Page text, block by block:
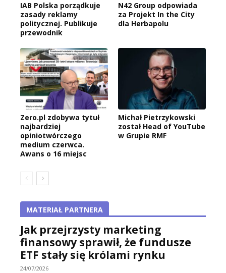
IAB Polska porządkuje
zasady reklamy
politycznej. Publikuje
przewodnik
N42 Group odpowiada
za Projekt In the City
dla Herbapolu
Zero.pl zdobywa tytuł
najbardziej
opiniotwórczego
medium czerwca.
Awans o 16 miejsc
Michał Pietrzykowski
został Head of YouTube
w Grupie RMF
MATERIAŁ PARTNERA
Jak przejrzysty marketing
finansowy sprawił, że fundusze
ETF stały się królami rynku
24/07/2026